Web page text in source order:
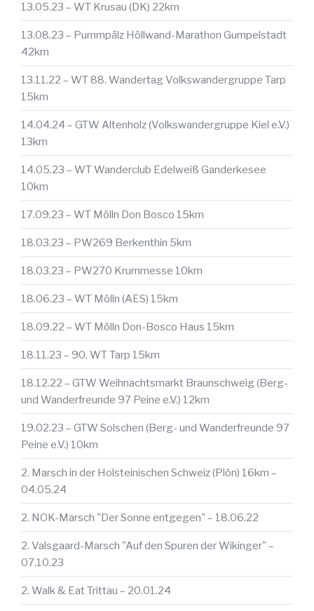
13.05.23 – WT Krusau (DK) 22km
13.08.23 – Pummpälz Höllwand-Marathon Gumpelstadt
42km
13.11.22 – WT 88. Wandertag Volkswandergruppe Tarp
15km
14.04.24 – GTW Altenholz (Volkswandergruppe Kiel e.V.)
13km
14.05.23 – WT Wanderclub Edelweiß Ganderkesee
10km
17.09.23 – WT Mölln Don Bosco 15km
18.03.23 – PW269 Berkenthin 5km
18.03.23 – PW270 Krummesse 10km
18.06.23 – WT Mölln (AES) 15km
18.09.22 – WT Mölln Don-Bosco Haus 15km
18.11.23 – 90. WT Tarp 15km
18.12.22 – GTW Weihnachtsmarkt Braunschweig (Berg-
und Wanderfreunde 97 Peine e.V.) 12km
19.02.23 – GTW Solschen (Berg- und Wanderfreunde 97
Peine e.V.) 10km
2. Marsch in der Holsteinischen Schweiz (Plön) 16km –
04.05.24
2. NOK-Marsch "Der Sonne entgegen" – 18.06.22
2. Valsgaard-Marsch "Auf den Spuren der Wikinger" –
07.10.23
2. Walk & Eat Trittau – 20.01.24